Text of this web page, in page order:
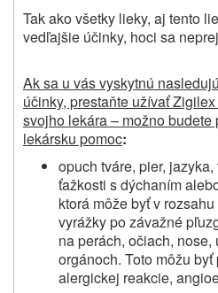
Tak ako všetky lieky, aj tento
vedľajšie účinky, hoci sa
Ak sa u vás vyskytnú
účinky, prestaňte užívať
svojho lekára – možno budete
lekársku pomoc:
opuch tváre, pier,
ťažkosti s dýchaním
ktorá môže byť v
vyrážky po závažné
na perách, očiach,
orgánoch. Toto môžu
alergickej reakcie,